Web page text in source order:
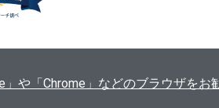
や「Chrome」などのブラウザをお